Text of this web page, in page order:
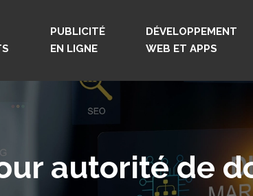
PUBLICITÉ
EN LIGNE
DÉVELOPPEMENT
WEB ET APPS
autorité de